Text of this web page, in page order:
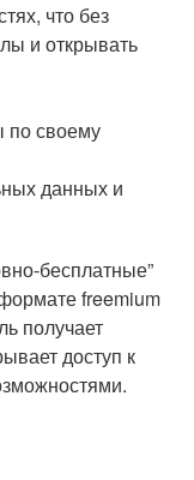
что без
и открывать
по своему
данных и
бесплатные”
freemium
получает
доступ к